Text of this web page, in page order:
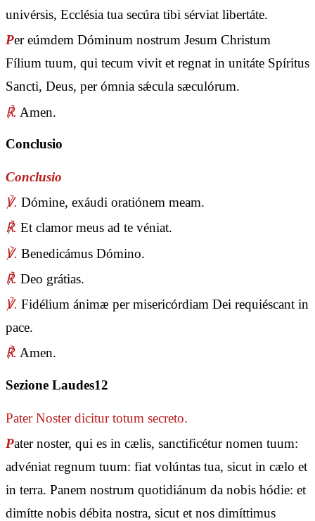
univérsis, Ecclésia tua secúra tibi sérviat libertáte.
Per eúmdem Dóminum nostrum Jesum Christum
Fílium tuum, qui tecum vivit et regnat in unitáte Spíritus
Sancti, Deus, per ómnia sǽcula sæculórum.
℟. Amen.
Conclusio
Conclusio
℣. Dómine, exáudi oratiónem meam.
℟. Et clamor meus ad te véniat.
℣. Benedicámus Dómino.
℟. Deo grátias.
℣. Fidélium ánimæ per misericórdiam Dei requiéscant in
pace.
℟. Amen.
Sezione Laudes12
Pater Nosterdicitur totum secreto.
Pater noster, qui es in cælis, sanctificétur nomen tuum:
advéniat regnum tuum: fiat volúntas tua, sicut in cælo et
in terra. Panem nostrum quotidiánum da nobis hódie: et
dimítte nobis débita nostra, sicut et nos dimíttimus